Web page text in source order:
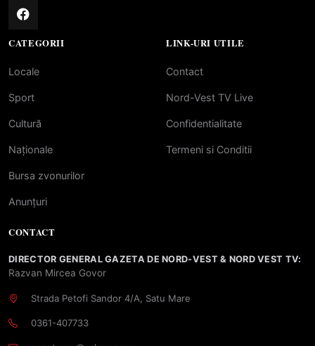
CATEGORII
Locale
Sport
Cultură
Naționale
Bursa zvonurilor
Anunțuri
LINK-URI UTILE
Contact
Nord-Vest TV Live
Confidentialitate
Termeni si Conditii
CONTACT
DIRECTOR GENERAL GAZETA DE NORD-VEST & NORD VEST TV:
Razvan Mircea Govor
Strada Petofi Sandor 4/A, Satu Mare
0361-407733